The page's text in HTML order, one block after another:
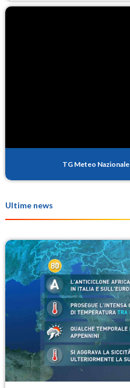
TG Meteo Nazionale
Ultime news